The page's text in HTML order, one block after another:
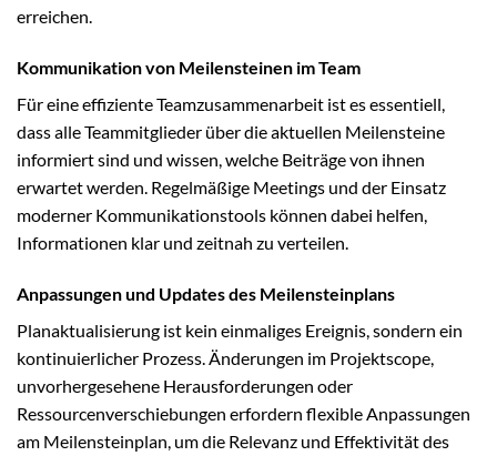
erreichen.
Kommunikation von Meilensteinen im Team
Für eine effiziente Teamzusammenarbeit ist es essentiell,
dass alle Teammitglieder über die aktuellen Meilensteine
informiert sind und wissen, welche Beiträge von ihnen
erwartet werden. Regelmäßige Meetings und der Einsatz
moderner Kommunikationstools können dabei helfen,
Informationen klar und zeitnah zu verteilen.
Anpassungen und Updates des Meilensteinplans
Planaktualisierung ist kein einmaliges Ereignis, sondern ein
kontinuierlicher Prozess. Änderungen im Projektscope,
unvorhergesehene Herausforderungen oder
Ressourcenverschiebungen erfordern flexible Anpassungen
am Meilensteinplan, um die Relevanz und Effektivität des